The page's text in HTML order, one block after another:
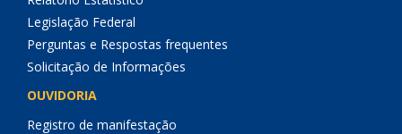
Legislação Federal
Perguntas e Respostas frequentes
Solicitação de Informações
OUVIDORIA
Registro de manifestação